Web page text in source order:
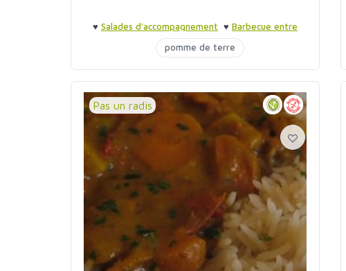
♥ Salades d'accompagnement ♥ Barbecue entre
amis
pomme de terre
Pas un radis